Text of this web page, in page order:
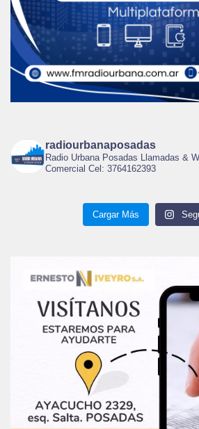
radiourbanaposadas
Radio Urbana Posadas Llamadas &
Comercial Cel: 3764162393
Cargar Más